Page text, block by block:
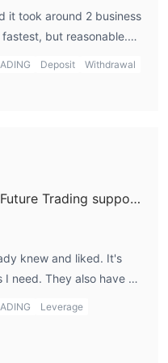
são cobradas apenas para
informações sobre
representantes antes
o produto que
de contas que permite aos
it took around 2 business
but reasonable.
I followed up.
Deposit
Withdrawal
Which platforms does Asia Future Trading support?
knew and liked. It's
need. They also have a
management.
Leverage